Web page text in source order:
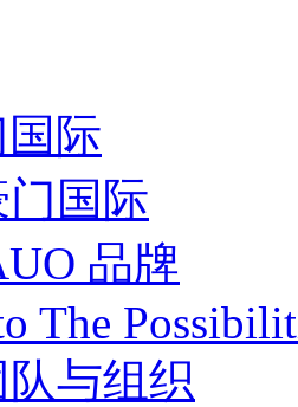
际
国际
品牌
The
与组织